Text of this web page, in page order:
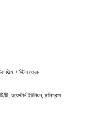
ফিল্ম + স্টিল ফ্রেম
টি, ওয়েস্টার্ন ইউনিয়ন, মানিগ্রাম